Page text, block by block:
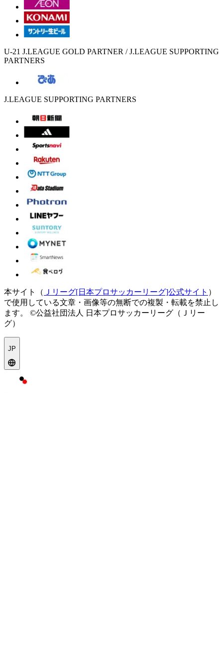
U-21 J.LEAGUE GOLD PARTNER / J.LEAGUE SUPPORTING
PARTNERS
J.LEAGUE SUPPORTING PARTNERS
本サイト（ Ｊリーグ[日本プロサッカーリーグ]公式サイト ）
で使用している文章・画像等の無断での複製・転載を禁止し
ます。
©公益社団法人 日本プロサッカーリーグ（Ｊリー
グ）
JP